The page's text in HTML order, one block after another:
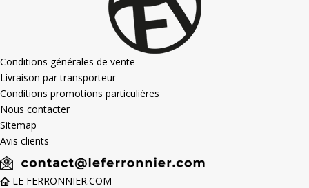
Conditions générales de vente
Livraison par transporteur
Conditions promotions particulières
Nous contacter
Sitemap
Avis clients
LE FERRONNIER.COM